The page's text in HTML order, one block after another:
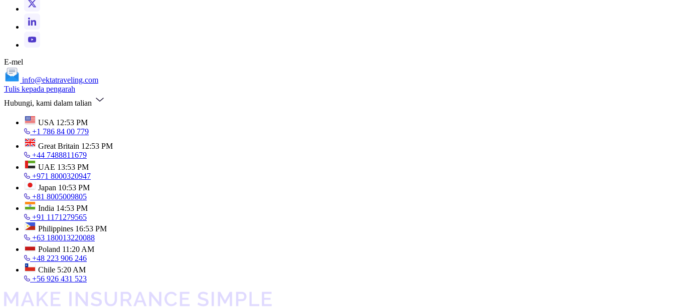
E-mel
info@ektatraveling.com
Tulis kepada pengarah
Hubungi, kami dalam talian
USA 12:53 PM
+1 786 84 00 779
Great Britain 12:53 PM
+44 7488811679
UAE 13:53 PM
+971 8000320947
Japan 10:53 PM
+81 8005009805
India 14:53 PM
+91 1171279565
Philippines 16:53 PM
+63 180013220088
Poland 11:20 AM
+48 223 906 246
Chile 5:20 AM
+56 926 431 523